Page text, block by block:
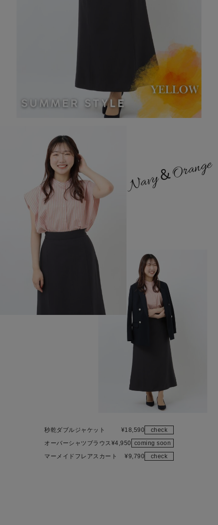
Navy＆Orange
秒乾ダブルジャケット ¥18,590
check
オーバーシャツブラウス ¥4,950 coming soon
マーメイドフレアスカート
¥9,790 check